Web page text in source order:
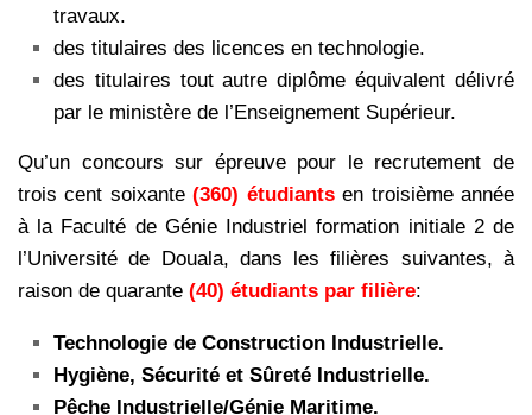
travaux.
des titulaires des licences en technologie.
des titulaires tout autre diplôme équivalent délivré
par le ministère de l’Enseignement Supérieur.
Qu’un concours sur épreuve pour le recrutement de
trois cent soixante(360) étudiants en troisième année
à la Faculté de Génie Industriel formation initiale 2 de
l’Université de Douala, dans les filières suivantes, à
raison de quarante (40) étudiants par filière:
Technologie de Construction Industrielle.
Hygiène, Sécurité et Sûreté Industrielle.
Pêche Industrielle/Génie Maritime.